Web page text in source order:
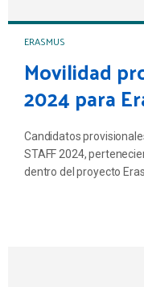
ERASMUS
Movilidad
2024 para
Candidatos
STAFF 2024,
dentro del proyecto